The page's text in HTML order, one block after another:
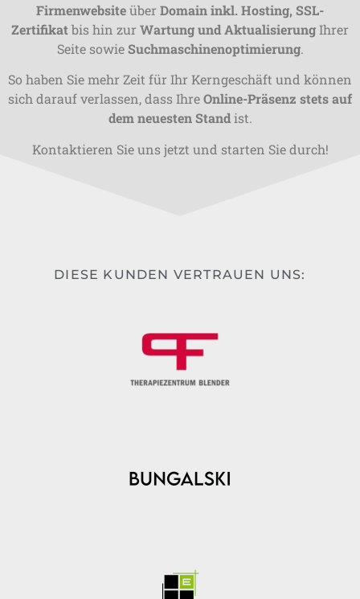
Firmenwebsiteüber Domain inkl. Hosting, SSL-
Zertifikat bis hin zur Wartung und Aktualisierung Ihrer
Seite sowieSuchmaschinenoptimierung.
So haben Sie mehr Zeit für Ihr Kerngeschäft und können
sich darauf verlassen, dass IhreOnline-Präsenz stets auf
dem neuesten Standist.
Kontaktieren Sie uns jetzt und starten Sie durch!
DIESE KUNDEN VERTRAUEN UNS: